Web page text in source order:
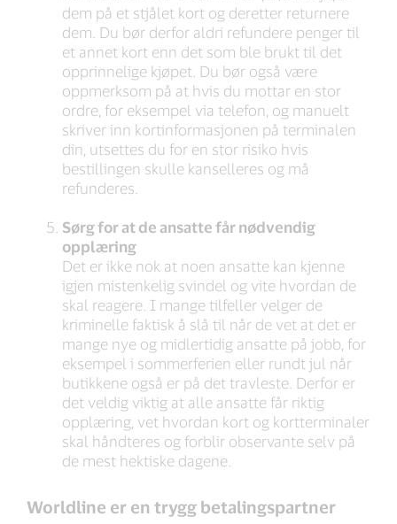
dem på et stjålet kort og deretter returnere
dem. Du bør derfor aldri refundere penger til
et annet kort enn det som ble brukt til det
opprinnelige kjøpet. Du bør også være
oppmerksom på at hvis du mottar en stor
ordre, for eksempel via telefon, og manuelt
skriver inn kortinformasjonen på terminalen
din, utsettes du for en stor risiko hvis
bestillingen skulle kanselleres og må
refunderes.
Sørg for at de ansatte får nødvendig
opplæring
Det er ikke nok at noen ansatte kan kjenne
igjen mistenkelig svindel og vite hvordan de
skal reagere. I mange tilfeller velger de
kriminelle faktisk å slå til når de vet at det er
mange nye og midlertidig ansatte på jobb, for
eksempel i sommerferien eller rundt jul når
butikkene også er på det travleste. Derfor er
det veldig viktig at alle ansatte får riktig
opplæring, vet hvordan kort og kortterminaler
skal håndteres og forblir observante selv på
de mest hektiske dagene.
Worldline er en trygg betalingspartner